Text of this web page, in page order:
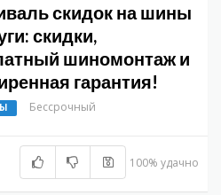
скидок на шины
скидки,
шиномонтаж и
гарантия!
Бессрочный
100% удачно